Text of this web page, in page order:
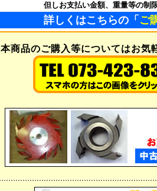
但しお支払い金額、重量等の制
詳しくはこちらの「 ご
本商品のご購入等についてはお気